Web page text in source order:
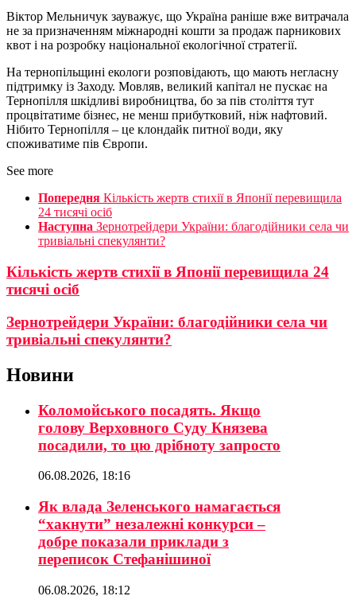
Віктор Мельничук зауважує, що Україна раніше вже витрачала
не за призначенням міжнародні кошти за продаж парникових
квот і на розробку національної екологічної стратегії.
На тернопільщині екологи розповідають, що мають негласну
підтримку із Заходу. Мовляв, великий капітал не пускає на
Тернопілля шкідливі виробництва, бо за пів століття тут
процвітатиме бізнес, не менш прибутковий, ніж нафтовий.
Нібито Тернопілля – це клондайк питної води, яку
споживатиме пів Європи.
See more
Попередня Кількість жертв стихії в Японії перевищила
24 тисячі осіб
Наступна Зернотрейдери України: благодійники села чи
тривіальні спекулянти?
Кількість жертв стихії в Японії перевищила 24
тисячі осіб
Зернотрейдери України: благодійники села чи
тривіальні спекулянти?
Новини
Коломойського посадять. Якщо
голову Верховного Суду Князева
посадили, то цю дрібноту запросто
06.08.2026, 18:16
Як влада Зеленського намагається
“хакнути” незалежні конкурси –
добре показали приклади з
переписок Стефанішиної
06.08.2026, 18:12